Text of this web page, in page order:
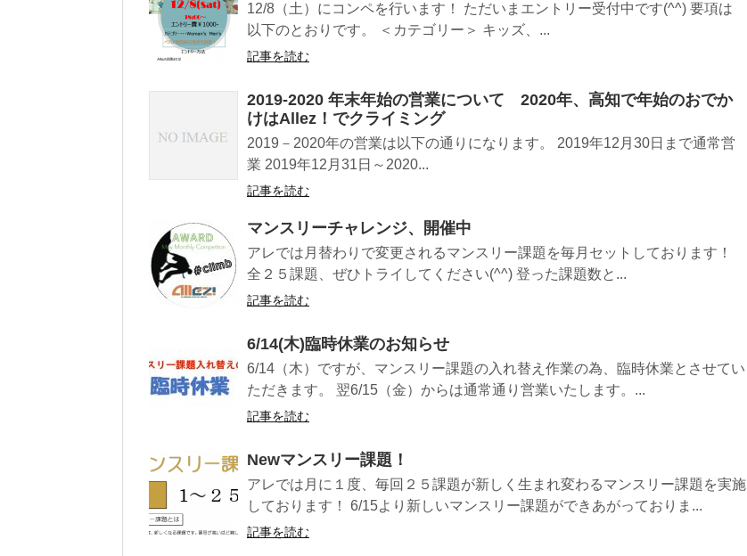
12/8（土）にコンペを行います！ ただいまエントリー受付中です(^^) 要項は
以下のとおりです。 ＜カテゴリー＞ キッズ、...
記事を読む
2019-2020 年末年始の営業について 2020年、高知で年始のおでか
けはAllez！でクライミング
2019－2020年の営業は以下の通りになります。 2019年12月30日まで通常営
業 2019年12月31日～2020...
記事を読む
マンスリーチャレンジ、開催中
アレでは月替わりで変更されるマンスリー課題を毎月セットしております！
全２５課題、ぜひトライしてください(^^) 登った課題数と...
記事を読む
6/14(木)臨時休業のお知らせ
6/14（木）ですが、マンスリー課題の入れ替え作業の為、臨時休業とさせてい
ただきます。 翌6/15（金）からは通常通り営業いたします。...
記事を読む
Newマンスリー課題！
アレでは月に１度、毎回２５課題が新しく生まれ変わるマンスリー課題を実施
しております！ 6/15より新しいマンスリー課題ができあがっておりま...
記事を読む